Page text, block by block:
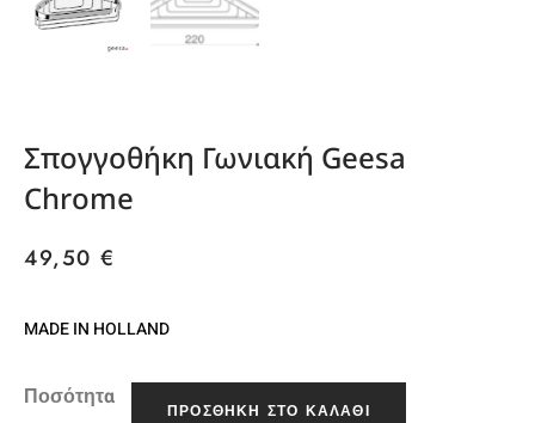
Σπογγοθήκη Γωνιακή Geesa
Chrome
49,50 €
MADE IN HOLLAND
Ποσότητα ΠΡΟΣΘΉΚΗ ΣΤΟ ΚΑΛΆΘΙ